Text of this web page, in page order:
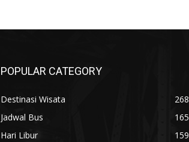
POPULAR CATEGORY
Destinasi Wisata
268
Jadwal Bus
165
Hari Libur
159